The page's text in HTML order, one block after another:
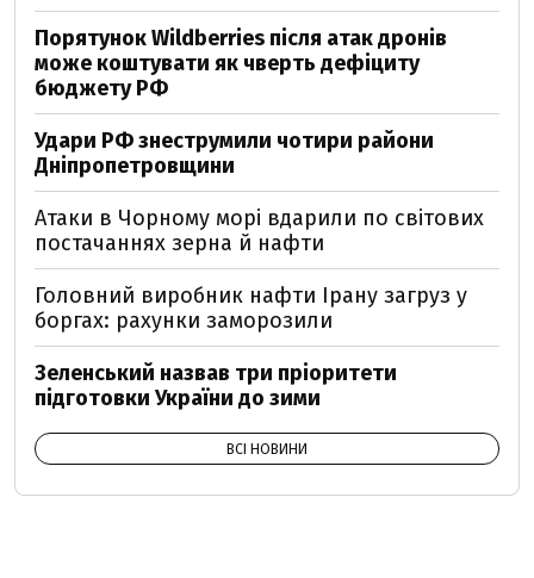
Порятунок Wildberries після атак дронів
може коштувати як чверть дефіциту
бюджету РФ
Удари РФ знеструмили чотири райони
Дніпропетровщини
Атаки в Чорному морі вдарили по світових
постачаннях зерна й нафти
Головний виробник нафти Ірану загруз у
боргах: рахунки заморозили
Зеленський назвав три пріоритети
підготовки України до зими
ВСІ НОВИНИ